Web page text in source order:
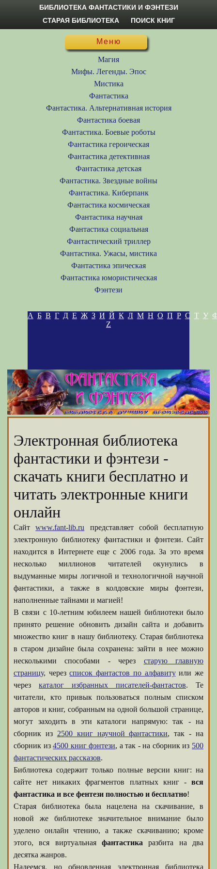
БИБЛИОТЕКА ФАНТАСТИКИ И ФЭНТЕЗИ
СТАРАЯ БИБЛИОТЕКА
ПОИСК КНИГ
Меню
Магия
Мифы. Легенды. Эпос
Мистика
Фантастика
Фантастика. Альтернативная история
Фантастика боевая
Фантастика. Боевые роботы
Фантастика героическая
Фантастика детективная
Фантастика детская
Фантастика. Звездные войны
Фантастика. Киберпанк
Фантастика космическая
Фантастика научная
Фантастика социальная
Фантастический триллер
Фантастика. Ужасы, мистика
Фантастика эпическая
Фантастика юмористическая
Фэнтези
А Б В Г Д Е Ж З И Й К Л М Н О П Р С Т У
Z
Электронная библиотека
фантастики и фэнтези -
скачать книги бесплатно и
читать электронные книги
онлайн
Сайтwww.fant-lib.ru представляет собой бесплатную
электронную библиотеку фантастики и фэнтези. Сайт
находится в Интернете еще с 2006 года. За это время
несколько миллионов читателей окунулись в
выдуманные миры логичной и технологичной научной
фантастики, а также в колдовские миры фэнтези,
наполненные тайнами и магией!
В связи с 10-летним юбилеем нашей библиотеки было
принято решение обновить дизайн сайта и добавить
множество книг в нашу библиотеку. Старая библиотека
в старом дизайне была сохранена: зайти в нее можно
несколькими способами - через старую главную
страницу, черезсписок фантастов по алфавитуили же
через каталог избранных писателей-фантастов. Те
читатели, кто привык пользоваться полным списком
авторов и книг, собранным на одной большой странице,
могут заходить в эти каталоги напрямую: так - на
сборник из 2500 книг научной фантастики, так - на
сборник из4500 книг фэнтези, а так - на сборник из 500
фантастических рассказов.
Библиотека содержит только полные версии книг: на
сайте нет никаких фрагментов платных книг - вся
фантастика и все фентези полностью и бесплатно!
Старая библиотека была нацелена на скачивание, в
новой же библиотеке значительное внимание было
уделено онлайн чтению, а также скачиванию; кроме
этого, вся виртуальная фантастика разбита на два
десятка жанров.
Надеемся, но обновленная электронная библиотека